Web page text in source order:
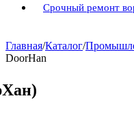
Срочный ремонт
Главная/Каталог/
DoorHan